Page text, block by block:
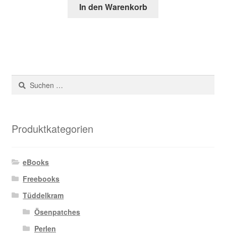
In den Warenkorb
Suchen
nach:
Produktkategorien
eBooks
Freebooks
Tüddelkram
Ösenpatches
Perlen